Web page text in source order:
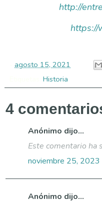
http://
https://
agosto 15, 2021
Historia
4
Anónimo dijo...
Este comentario ha
noviembre 25, 2023
Anónimo dijo...